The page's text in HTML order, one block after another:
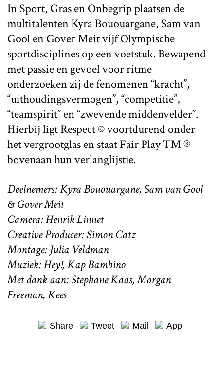
In Sport, Gras en Onbegrip plaatsen de
multitalenten Kyra Bououargane, Sam van
Gool en Gover Meit vijf Olympische
sportdisciplines op een voetstuk. Bewapend
met passie en gevoel voor ritme
onderzoeken zij de fenomenen “kracht”,
“uithoudingsvermogen”, “competitie”,
“teamspirit” en “zwevende middenvelder”.
Hierbij ligt Respect © voortdurend onder
het vergrootglas en staat Fair Play ™ ®
bovenaan hun verlanglijstje.
Deelnemers: Kyra Bououargane, Sam van Gool
& Gover Meit
Camera: Henrik Linnet
Creative Producer: Simon Catz
Montage: Julia Veldman
Muziek: Hey!, Kap Bambino
Met dank aan: Stephane Kaas, Morgan
Freeman, Kees
Share Tweet Mail App